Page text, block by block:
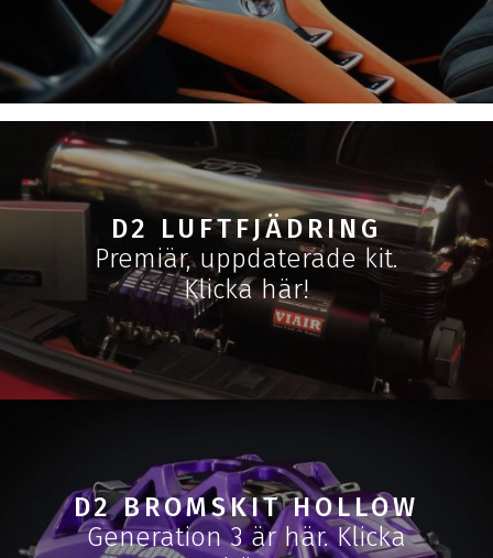
D2 LUFTFJÄDRING
Premiär, uppdaterade kit.
Klicka här!
D2 BROMSKIT HOLLOW
Generation 3 är här. Klicka